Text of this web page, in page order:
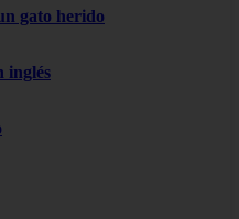
gato herido
inglés